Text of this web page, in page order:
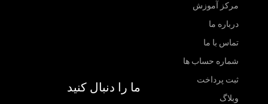
مرکز آموزش
درباره ما
تماس با ما
شماره حساب ها
ثبت پرداخت
وبلاگ
ما را دنبال کنید